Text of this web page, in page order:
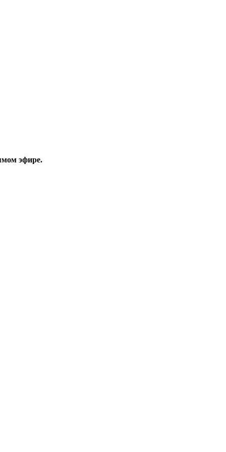
эфире.